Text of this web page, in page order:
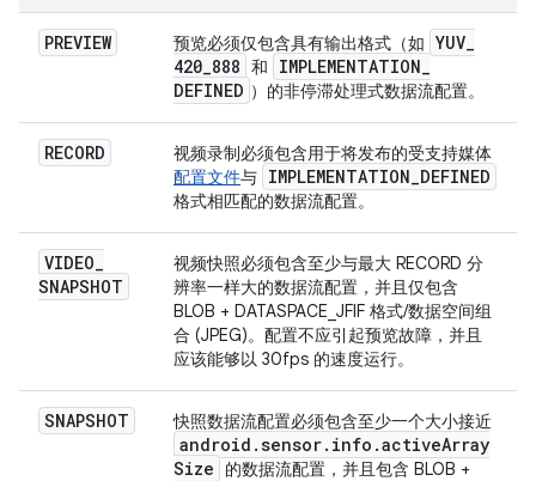
PREVIEW 预览必须仅包含具有输出格式（如 YUV_
420_888 和 IMPLEMENTATION_
DEFINED ）的非停滞处理式数据流配置。
RECORD
视频录制必须包含用于将发布的受支持媒体
配置文件与 IMPLEMENTATION_DEFINED
格式相匹配的数据流配置。
VIDEO_
SNAPSHOT
视频快照必须包含至少与最大 RECORD 分
辨率一样大的数据流配置，并且仅包含
BLOB + DATASPACE_JFIF 格式/数据空间组
合 (JPEG)。配置不应引起预览故障，并且
应该能够以 30fps 的速度运行。
SNAPSHOT 快照数据流配置必须包含至少一个大小接近
android .sensor. info .activeArray
Size
的数据流配置，并且包含 BLOB +